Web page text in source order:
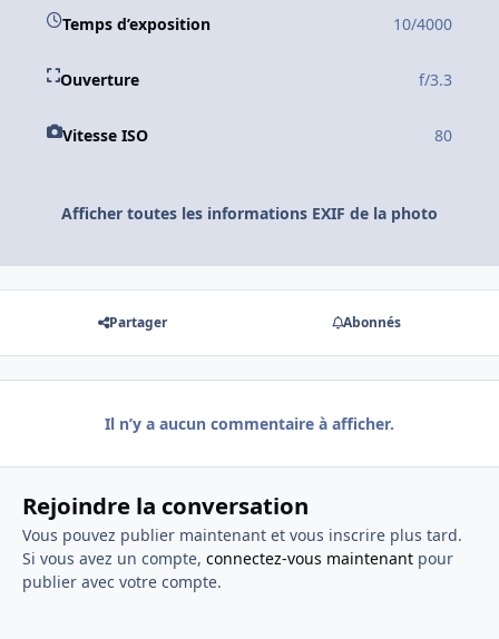
Temps d’exposition 10/4000
Ouverture f/3.3
Vitesse ISO 80
Afficher toutes les informations EXIF de la photo
Partager Abonnés
Il n’y a aucun commentaire à afficher.
Rejoindre la conversation
Vous pouvez publier maintenant et vous inscrire plus tard.
Si vous avez un compte, connectez-vous maintenantpour
publier avec votre compte.